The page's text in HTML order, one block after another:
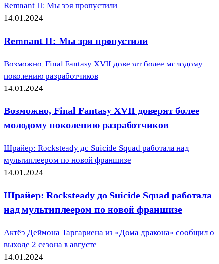
Remnant II: Мы зря пропустили
14.01.2024
Remnant II: Мы зря пропустили
Возможно, Final Fantasy XVII доверят более молодому
поколению разработчиков
14.01.2024
Возможно, Final Fantasy XVII доверят более
молодому поколению разработчиков
Шрайер: Rocksteady до Suicide Squad работала над
мультиплеером по новой франшизе
14.01.2024
Шрайер: Rocksteady до Suicide Squad работала
над мультиплеером по новой франшизе
Актёр Деймона Таргариена из «Дома дракона» сообщил о
выходе 2 сезона в августе
14.01.2024